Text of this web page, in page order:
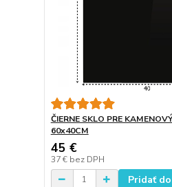
ČIERNE SKLO PRE
60x40CM
45 €
37 € bez DPH
Pridať